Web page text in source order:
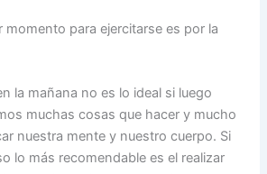
momento para ejercitarse es por la
la mañana no es lo ideal si luego
muchas cosas que hacer y mucho
nuestra mente y nuestro cuerpo. Si
lo más recomendable es el realizar